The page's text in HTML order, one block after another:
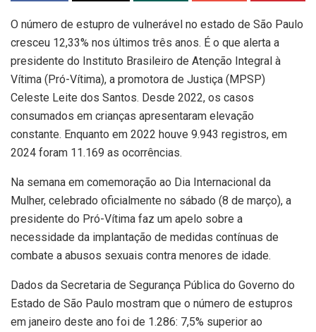
O número de estupro de vulnerável no estado de São Paulo
cresceu 12,33% nos últimos três anos. É o que alerta a
presidente do Instituto Brasileiro de Atenção Integral à
Vítima (Pró-Vítima), a promotora de Justiça (MPSP)
Celeste Leite dos Santos. Desde 2022, os casos
consumados em crianças apresentaram elevação
constante. Enquanto em 2022 houve 9.943 registros, em
2024 foram 11.169 as ocorrências.
Na semana em comemoração ao Dia Internacional da
Mulher, celebrado oficialmente no sábado (8 de março), a
presidente do Pró-Vítima faz um apelo sobre a
necessidade da implantação de medidas contínuas de
combate a abusos sexuais contra menores de idade.
Dados da Secretaria de Segurança Pública do Governo do
Estado de São Paulo mostram que o número de estupros
em janeiro deste ano foi de 1.286: 7,5% superior ao